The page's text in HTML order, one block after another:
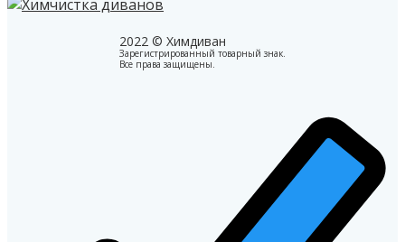
2022 © Химдиван
Зарегистрированный товарный знак.
Все права защищены.